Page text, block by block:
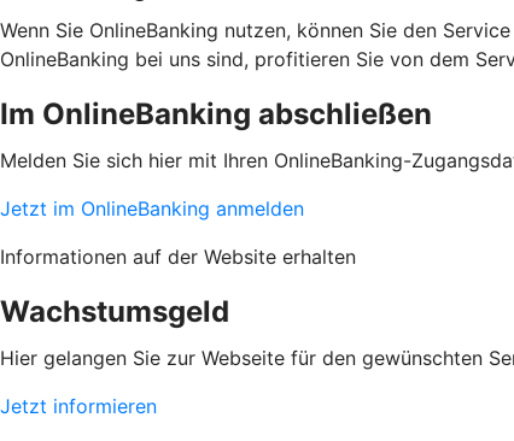
Wenn Sie OnlineBanking nutzen, können Sie den
OnlineBanking bei uns sind, profitieren Sie von dem
Im OnlineBanking abschließen
Melden Sie sich hier mit Ihren OnlineBanking-
Jetzt im OnlineBanking anmelden
Informationen auf der Website erhalten
Wachstumsgeld
Hier gelangen Sie zur Webseite für den gewünschten
Jetzt informieren